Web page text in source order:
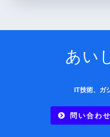
あい
IT技術、ガ
問い合わせ